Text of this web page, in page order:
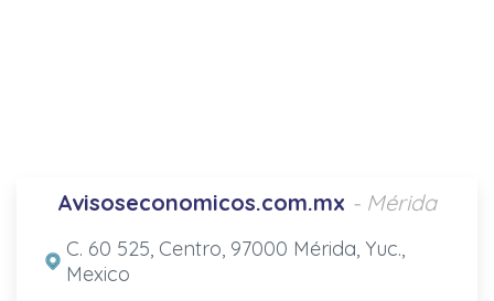
Avisoseconomicos.com.mx - Mérida
C. 60 525, Centro, 97000 Mérida, Yuc.,
Mexico